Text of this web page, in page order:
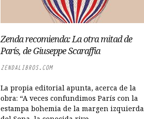
Zenda recomienda: La otra mitad de
París, de Giuseppe Scaraffia
ZENDALIBROS.COM
La propia editorial apunta, acerca de la
obra: “A veces confundimos París con la
estampa bohemia de la margen izquierda